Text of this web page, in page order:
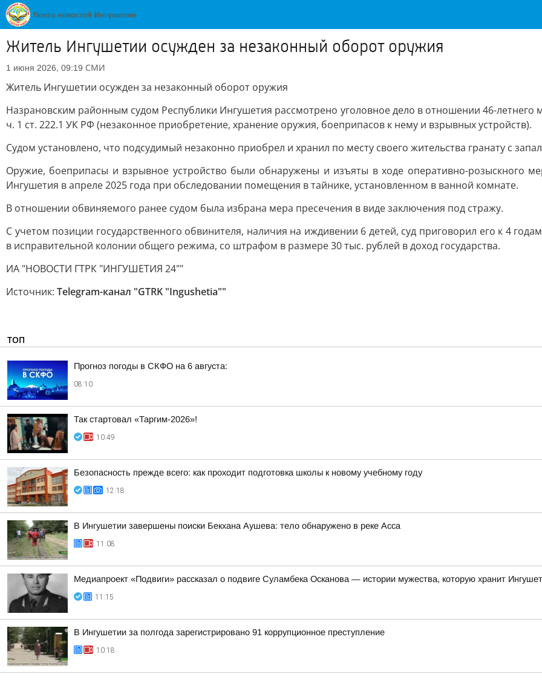
Житель Ингушетии осужден за незаконный оборот оружия
1 июня 2026, 09:19 СМИ
Житель Ингушетии осужден за незаконный оборот оружия
Назрановским районным судом Республики Ингушетия рассмотрено уголовное дело в отношении 46-
ч. 1 ст. 222.1 УК РФ (незаконное приобретение, хранение оружия, боеприпасов к нему и взрывных устройств).
Судом установлено, что подсудимый незаконно приобрел и хранил по месту своего жительства гранату с
Оружие, боеприпасы и взрывное устройство были обнаружены и изъяты в ходе оперативно-розыскного
Ингушетия в апреле 2025 года при обследовании помещения в тайнике, установленном в ванной комнате.
В отношении обвиняемого ранее судом была избрана мера пресечения в виде заключения под стражу.
С учетом позиции государственного обвинителя, наличия на иждивении 6 детей, суд приговорил его к 4
в исправительной колонии общего режима, со штрафом в размере 30 тыс. рублей в доход государства.
ИА "НОВОСТИ ГТРК "ИНГУШЕТИЯ 24""
Источник: Telegram-канал "GTRK "Ingushetia""
ТОП
Прогноз погоды в СКФО на 6 августа:
08:10
Так стартовал «Таргим-2026»!
10:49
Безопасность прежде всего: как проходит подготовка школы к новому учебному году
12:18
В Ингушетии завершены поиски Бекхана Аушева: тело обнаружено в реке Асса
11:08
Медиапроект «Подвиги» рассказал о подвиге Суламбека Осканова — истории мужества, которую хранит
11:15
В Ингушетии за полгода зарегистрировано 91 коррупционное преступление
10:18